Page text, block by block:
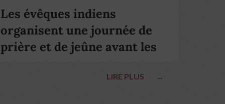
Les évêques indiens
organisent une journée de
prière et de jeûne avant les
LIRE PLUS →